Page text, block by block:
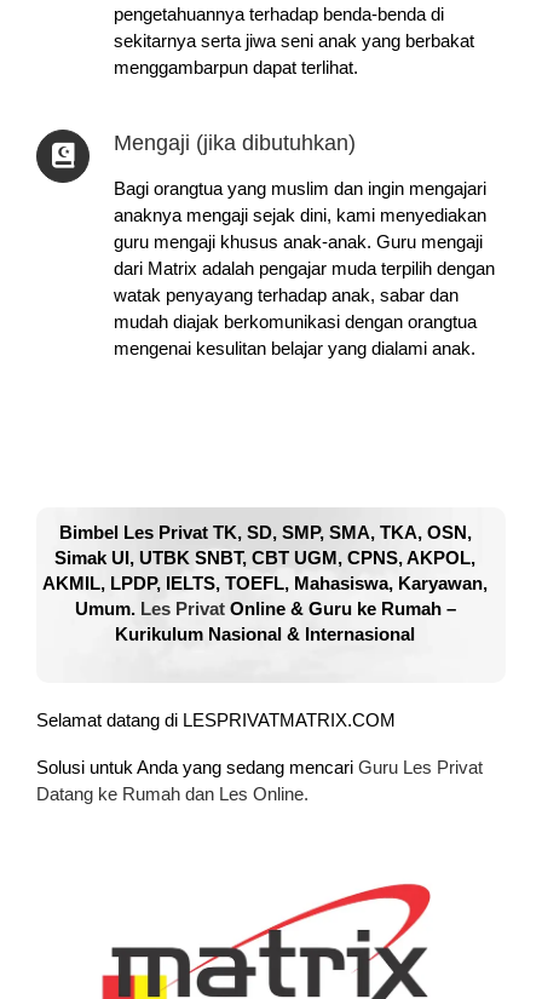
pengetahuannya terhadap benda-benda di
sekitarnya serta jiwa seni anak yang berbakat
menggambarpun dapat terlihat.
Mengaji (jika dibutuhkan)
Bagi orangtua yang muslim dan ingin mengajari
anaknya mengaji sejak dini, kami menyediakan
guru mengaji khusus anak-anak. Guru mengaji
dari Matrix adalah pengajar muda terpilih dengan
watak penyayang terhadap anak, sabar dan
mudah diajak berkomunikasi dengan orangtua
mengenai kesulitan belajar yang dialami anak.
Bimbel Les Privat TK, SD, SMP, SMA, TKA, OSN,
Simak UI, UTBK SNBT, CBT UGM, CPNS, AKPOL,
AKMIL, LPDP, IELTS, TOEFL, Mahasiswa, Karyawan,
Umum. Les PrivatOnline & Guru ke Rumah –
Kurikulum Nasional & Internasional
Selamat datang di LESPRIVATMATRIX.COM
Solusi untuk Anda yang sedang mencari Guru Les Privat
Datang ke Rumah dan Les Online.